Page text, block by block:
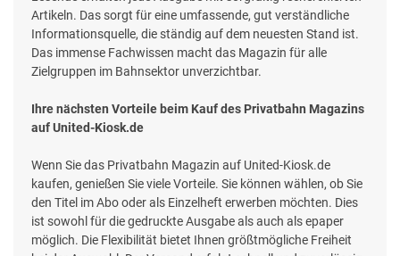
Artikeln. Das sorgt für eine umfassende, gut verständliche
Informationsquelle, die ständig auf dem neuesten Stand ist.
Das immense Fachwissen macht das Magazin für alle
Zielgruppen im Bahnsektor unverzichtbar.
Ihre nächsten Vorteile beim Kauf des Privatbahn Magazins
auf United-Kiosk.de
Wenn Sie das Privatbahn Magazin auf United-Kiosk.de
kaufen, genießen Sie viele Vorteile. Sie können wählen, ob Sie
den Titel im Abo oder als Einzelheft erwerben möchten. Dies
ist sowohl für die gedruckte Ausgabe als auch als epaper
möglich. Die Flexibilität bietet Ihnen größtmögliche Freiheit